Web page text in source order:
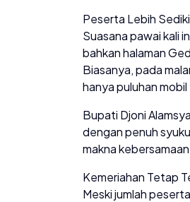
Peserta Lebih
Suasana pawai kali
bahkan halaman
Biasanya, pada
hanya puluhan
Bupati Djoni
dengan penuh
makna
Kemeriahan Tetap
Meski jumlah